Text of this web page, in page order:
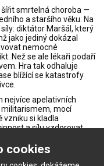
cookies
smrtelná choroba —
a staršího věku. Na
diktátor Maršál, který
jako jediný dokázal
nemocné
Než se ale lékaři podaří
Hra tak odhaluje
blížící se katastrofy
nejvíce apelativních
mocí
vzniku si kladla
a sílu vzdorovat
oběť nic nezmění?
Patrikem Bouškem
Po Válce s mloky